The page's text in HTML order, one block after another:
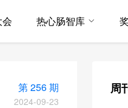
热心肠智库
第 256 期
2024-09-23
周